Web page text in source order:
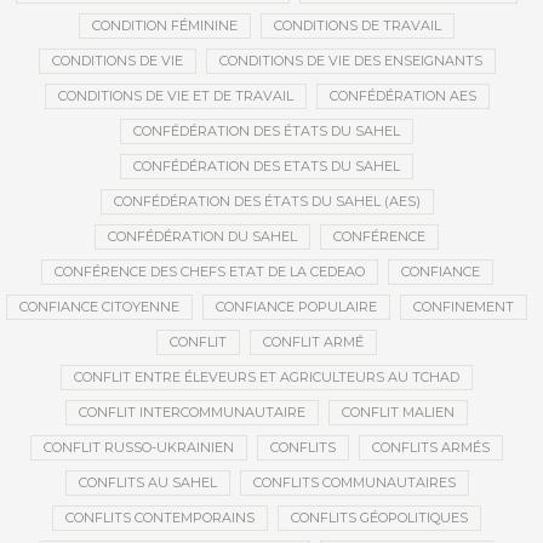
CONDITION FÉMININE CONDITIONS DE TRAVAIL
CONDITIONS DE VIE CONDITIONS DE VIE DES ENSEIGNANTS
CONDITIONS DE VIE ET DE TRAVAIL CONFÉDÉRATION AES
CONFÉDÉRATION DES ÉTATS DU SAHEL
CONFÉDÉRATION DES ETATS DU SAHEL
CONFÉDÉRATION DES ÉTATS DU SAHEL (AES)
CONFÉDÉRATION DU SAHEL CONFÉRENCE
CONFÉRENCE DES CHEFS ETAT DE LA CEDEAO CONFIANCE
CONFIANCE CITOYENNE CONFIANCE POPULAIRE CONFINEMENT
CONFLIT CONFLIT ARMÉ
CONFLIT ENTRE ÉLEVEURS ET AGRICULTEURS AU TCHAD
CONFLIT INTERCOMMUNAUTAIRE CONFLIT MALIEN
CONFLIT RUSSO-UKRAINIEN CONFLITS CONFLITS ARMÉS
CONFLITS AU SAHEL CONFLITS COMMUNAUTAIRES
CONFLITS CONTEMPORAINS CONFLITS GÉOPOLITIQUES